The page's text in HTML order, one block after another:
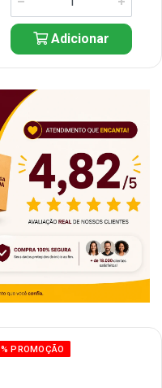
Adicionar
% PROMOÇÃO